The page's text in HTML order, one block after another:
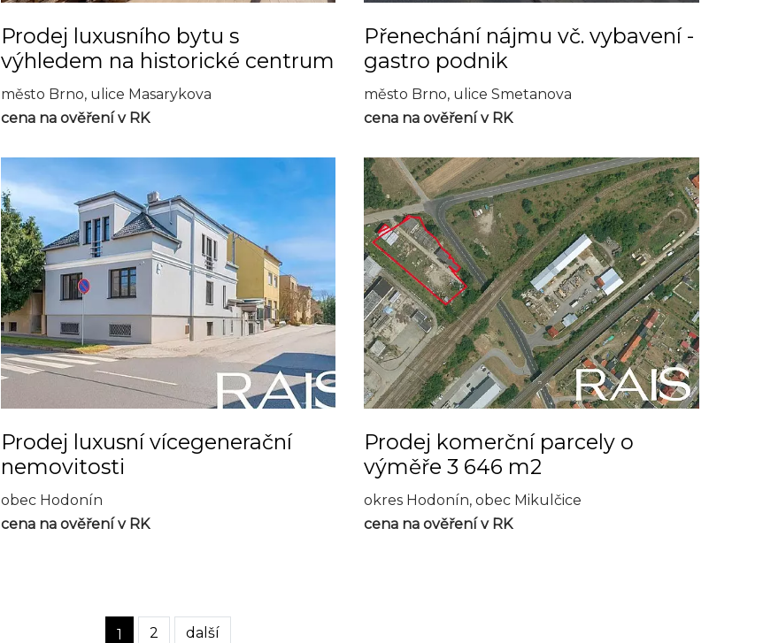
Prodej luxusního bytu s
výhledem na historické centrum
město Brno, ulice Masarykova
cena na ověření v RK
Přenechání nájmu vč. vybavení -
gastro podnik
město Brno, ulice Smetanova
cena na ověření v RK
Prodej luxusní vícegenerační
nemovitosti
obec Hodonín
cena na ověření v RK
Prodej komerční parcely o
výměře 3 646 m2
okres Hodonín, obec Mikulčice
cena na ověření v RK
1 2 další